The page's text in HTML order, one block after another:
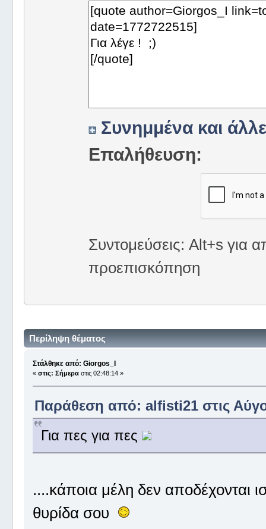
Συνημμένα και
Επαλήθευση:
Συντομεύσεις: Alt+s για
προεπισκόπηση
Περίληψη θέματος
Στάλθηκε από: Giorgos_I
« στις: Σήμεραστις 02:48:14 »
Παράθεση από: alfisti21 στις
Για πες για πες
....κάποια μέλη δεν αποδέχονται
θυρίδα σου